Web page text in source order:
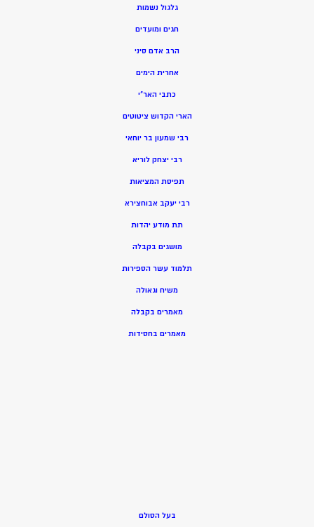
גלגול נשמות
חגים ומועדים
הרב אדם סיני
אחרית הימים
כתבי האר”י
הארי הקדוש ציטוטים
רבי שמעון בר יוחאי
רבי יצחק לוריא
תפיסת המציאות
רבי יעקב אבוחצירא
תת מודע יהדות
מושגים בקבלה
תלמוד עשר הספירות
משיח וגאולה
מאמרים בקבלה
מאמרים בחסידות
בעל הסולם